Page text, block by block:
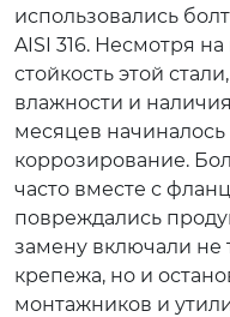
использовались
AISI 316. Несмотря
стойкость этой
влажности и
месяцев начиналось
коррозирование.
часто вместе с
повреждались
замену включали не
крепежа, но и
монтажников и